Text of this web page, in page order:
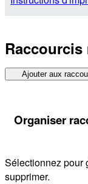
Raccourcis
Ajouter aux
Organiser
Sélectionnez pour
supprimer.